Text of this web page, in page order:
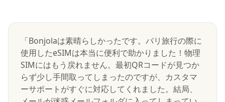
「Bonjolaは素晴らしかったです。バリ旅行の際に
使用したeSIMは本当に便利で助かりました！物理
SIMにはもう戻れません。最初QRコードが見つか
らず少し手間取ってしまったのですが、カスタマ
ーサポートがすぐに対応してくれました。結局、